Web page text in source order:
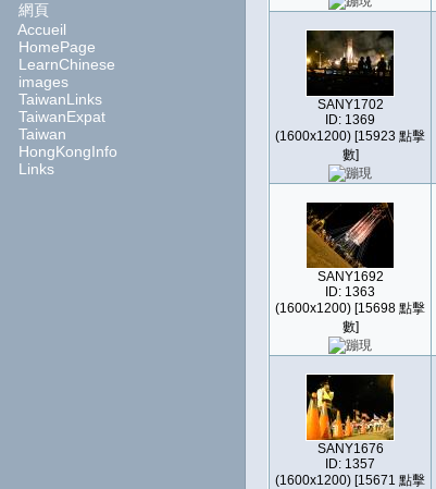
網頁
Accueil
HomePage
LearnChinese
images
TaiwanLinks
TaiwanExpat
Taiwan
HongKongInfo
Links
SANY1702
ID: 1369
(1600x1200) [15923 點擊
數]
SANY1692
ID: 1363
(1600x1200) [15698 點擊
數]
SANY1676
ID: 1357
(1600x1200) [15671 點擊